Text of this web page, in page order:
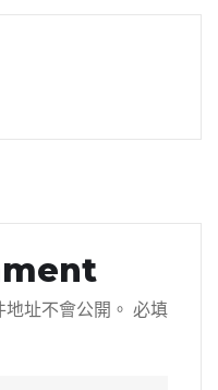
址不會公開。 必填